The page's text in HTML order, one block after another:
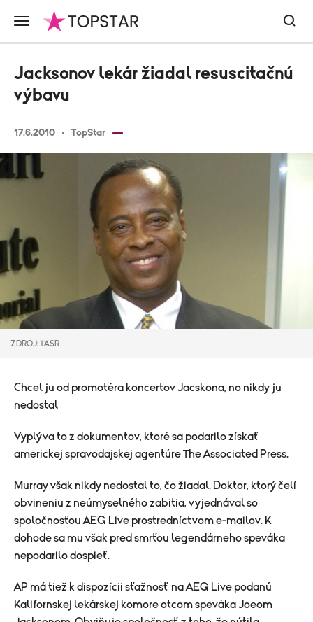
17.6.2010 TopStar
Jacksonov lekár žiadal resuscitačnú
výbavu
ZDROJ: TASR
Chcel ju od promotéra koncertov Jacskona, no nikdy ju
nedostal
Vyplýva to z dokumentov, ktoré sa podarilo získať
americkej spravodajskej agentúre The Associated Press.
Murray však nikdy nedostal to, čo žiadal. Doktor, ktorý čelí
obvineniu z neúmyselného zabitia, vyjednával so
spoločnosťou AEG Live prostredníctvom e-mailov. K
dohode sa mu však pred smrťou legendárneho speváka
nepodarilo dospieť.
AP má tiež k dispozícii sťažnosť na AEG Live podanú
Kalifornskej lekárskej komore otcom speváka Joeom